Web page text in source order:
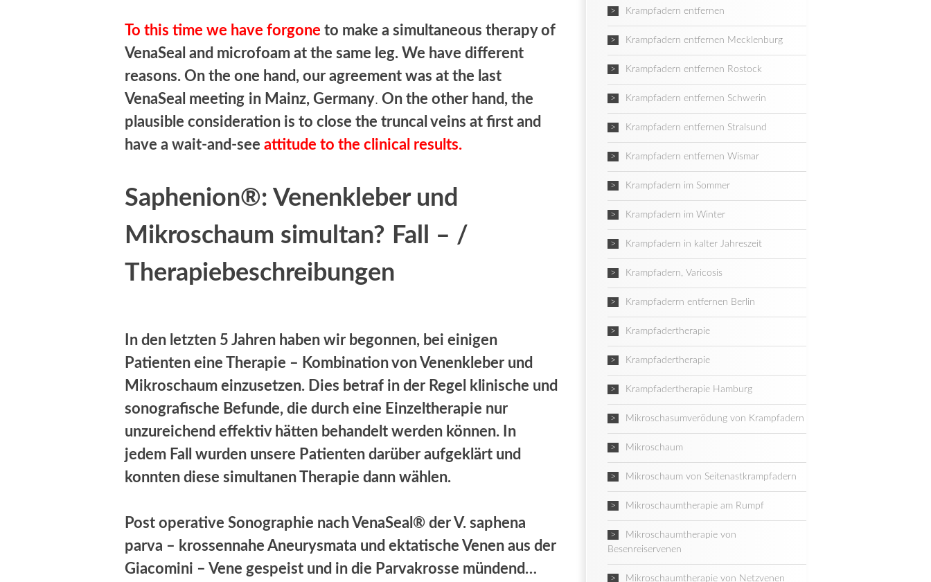
To this time we have forgone to make a simultaneous therapy of
VenaSeal and microfoam at the same leg. We have different
reasons. On the one hand, our agreement was at the last
VenaSeal meeting in Mainz, Germany. On the other hand, the
plausible consideration is to close the truncal veins at first and
have a wait-and-see attitude to the clinical results.
Saphenion®: Venenkleber und
Mikroschaum simultan? Fall – /
Therapiebeschreibungen
In den letzten 5 Jahren haben wir begonnen, bei einigen
Patienten eine Therapie – Kombination von Venenkleber und
Mikroschaum einzusetzen. Dies betraf in der Regel klinische und
sonografische Befunde, die durch eine Einzeltherapie nur
unzureichend effektiv hätten behandelt werden können. In
jedem Fall wurden unsere Patienten darüber aufgeklärt und
konnten diese simultanen Therapie dann wählen.
Post operative Sonographie nach VenaSeal® der V. saphena
parva – krossennahe Aneurysmata und ektatische Venen aus der
Giacomini – Vene gespeist und in die Parvakrosse mündend…
Krampfadern entfernen
Krampfadern entfernen Mecklenburg
Krampfadern entfernen Rostock
Krampfadern entfernen Schwerin
Krampfadern entfernen Stralsund
Krampfadern entfernen Wismar
Krampfadern im Sommer
Krampfadern im Winter
Krampfadern in kalter Jahreszeit
Krampfadern, Varicosis
Krampfaderrn entfernen Berlin
Krampfadertherapie
Krampfadertherapie
Krampfadertherapie Hamburg
Mikroschasumverödung von Krampfadern
Mikroschaum
Mikroschaum von Seitenastkrampfadern
Mikroschaumtherapie am Rumpf
Mikroschaumtherapie von
Besenreiservenen
Mikroschaumtherapie von Netzvenen